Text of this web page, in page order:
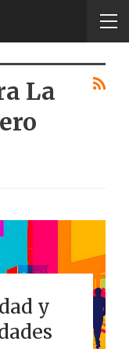
La
y